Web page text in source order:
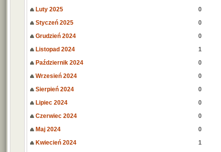
Luty 2025
0
Styczeń 2025
0
Grudzień 2024
0
Listopad 2024
1
Październik 2024
0
Wrzesień 2024
0
Sierpień 2024
0
Lipiec 2024
0
Czerwiec 2024
0
Maj 2024
0
Kwiecień 2024
1